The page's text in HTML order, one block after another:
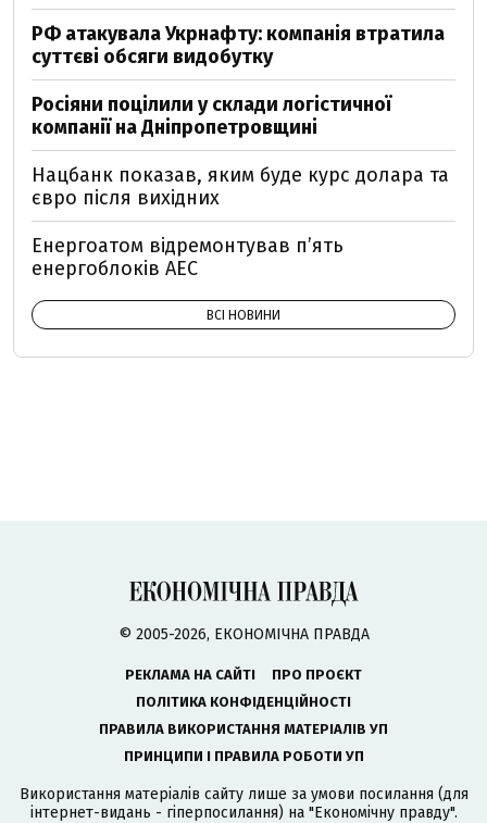
РФ атакувала Укрнафту: компанія втратила
суттєві обсяги видобутку
Росіяни поцілили у склади логістичної
компанії на Дніпропетровщині
Нацбанк показав, яким буде курс долара та
євро після вихідних
Енергоатом відремонтував п’ять
енергоблоків АЕС
ВСІ НОВИНИ
© 2005-2026, ЕКОНОМІЧНА ПРАВДА
РЕКЛАМА НА САЙТІ
ПРО ПРОЄКТ
ПОЛІТИКА КОНФІДЕНЦІЙНОСТІ
ПРАВИЛА ВИКОРИСТАННЯ МАТЕРІАЛІВ УП
ПРИНЦИПИ І ПРАВИЛА РОБОТИ УП
Використання матеріалів сайту лише за умови посилання (для
інтернет-видань - гіперпосилання) на "Економічну правду".